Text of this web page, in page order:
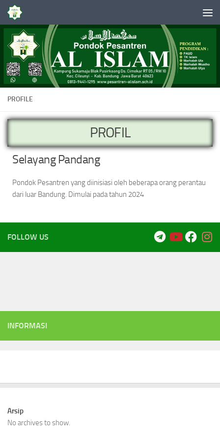
Skip to content
PROFILE
PROFIL
Selayang Pandang
Pondok Pesantren yang diinisiasi oleh beberapa orang perantau
dari luar Bandung. Dimulai pada tahun 2024
FOLLOW US
INFORMASI
Arsip
No archives to show.